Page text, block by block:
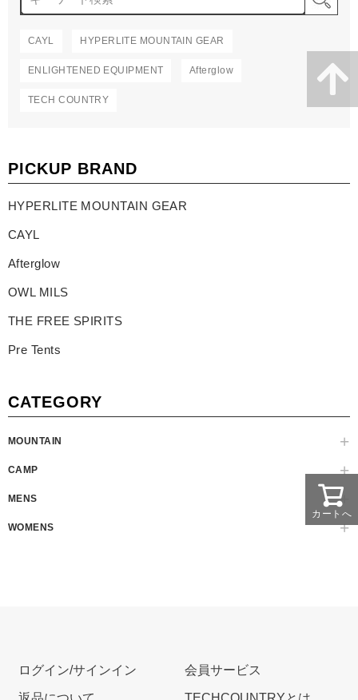
CAYL HYPERLITE MOUNTAIN GEAR
ENLIGHTENED EQUIPMENT Afterglow
TECH COUNTRY
PICKUP BRAND
HYPERLITE MOUNTAIN GEAR
CAYL
Afterglow
OWL MILS
THE FREE SPIRITS
Pre Tents
CATEGORY
MOUNTAIN
CAMP
MENS
WOMENS
カートへ
ログイン/サインイン 会員サービス